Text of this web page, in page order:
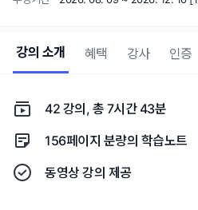
강의 소개 혜택 강사 인증
42 강의, 총 7시간 43분
156페이지 분량의 학습노트
동영상 강의 제공